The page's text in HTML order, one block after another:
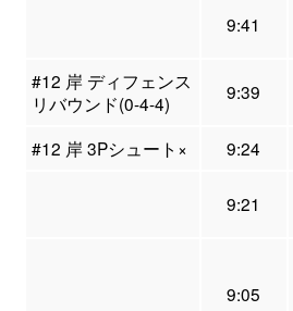
9:41
#12 岸 ディフェンス
リバウンド(0-4-4)
9:39
#12 岸 3Pシュート× 9:24
9:21
9:05